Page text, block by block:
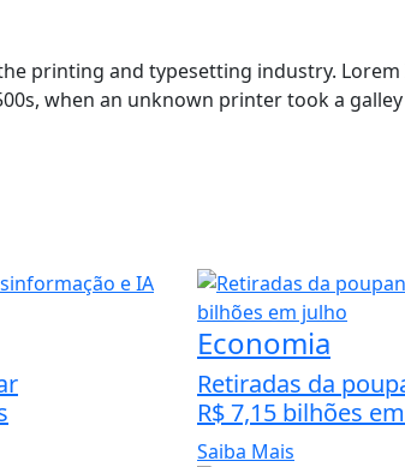
printing and typesetting industry.
when an unknown printer took a
Economia
Retiradas da
R$ 7,15 bilhões
Saiba Mais